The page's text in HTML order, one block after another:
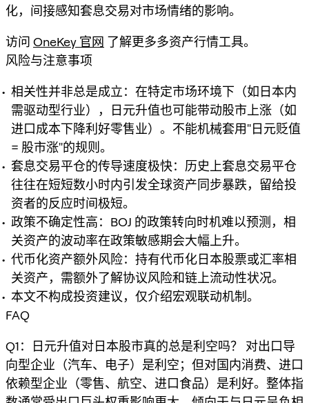
化，间接感知套息交易对市场情绪的影响。
访问 OneKey 官网 了解更多多资产行情工具。
风险与注意事项
相关性并非总是成立：在特定市场环境下（如日本内
需驱动型行业），日元升值也可能带动股市上涨（如
进口成本下降利好零售业）。不能机械套用"日元贬值
= 股市涨"的规则。
套息交易平仓的传导速度极快：历史上套息交易平仓
往往在短短数小时内引发全球资产同步暴跌，留给投
资者的反应时间极短。
政策不确定性高：BOJ 的政策转向时机难以预测，相
关资产的波动率在政策敏感期会大幅上升。
代币化资产额外风险：持有代币化日本股票或汇率相
关资产，需额外了解协议风险和链上流动性状况。
本文不构成投资建议，仅介绍宏观联动机制。
FAQ
Q1：日元升值对日本股市真的总是利空吗？ 对出口导
向型企业（汽车、电子）是利空；但对国内消费、进口
依赖型企业（零售、航空、进口食品）是利好。整体指